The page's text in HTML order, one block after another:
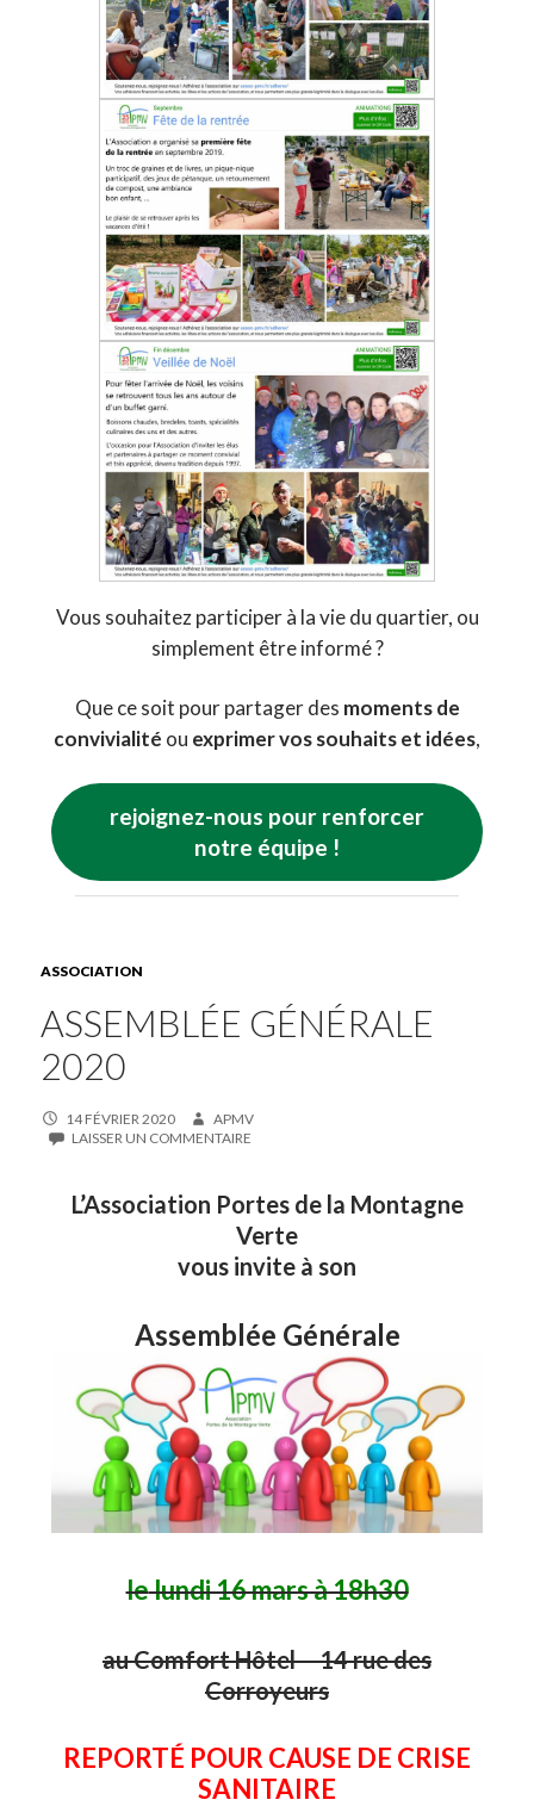
Vous souhaitez participer à la vie du quartier, ou
simplement être informé ?
Que ce soit pour partager des moments de
convivialité ou exprimer vos souhaits et idées,
rejoignez-nous pour renforcer
notre équipe !
ASSOCIATION
ASSEMBLÉE GÉNÉRALE
2020
14 FÉVRIER 2020
APMV
LAISSER UN COMMENTAIRE
L’Association Portes de la Montagne
Verte
vous invite à son
Assemblée Générale
lelundi 16 mars à 18h30
au Comfort Hôtel – 14 rue des
Corroyeurs
REPORTÉ POUR CAUSE DE CRISE
SANITAIRE